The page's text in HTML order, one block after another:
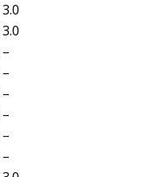
3.0
3.0
–
–
–
–
–
–